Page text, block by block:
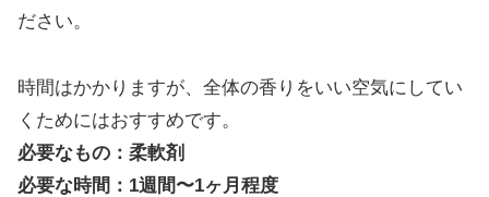
ださい。
時間はかかりますが、全体の香りをいい空気にしてい
くためにはおすすめです。
必要なもの：柔軟剤
必要な時間：1週間〜1ヶ月程度